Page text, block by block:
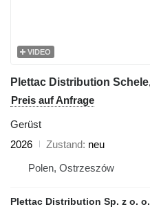
VIDEO
Preis auf Anfrage
Gerüst
2026
Zustand neu
Polen, Ostrzeszów
Plettac Distribution Sp. z o. o.